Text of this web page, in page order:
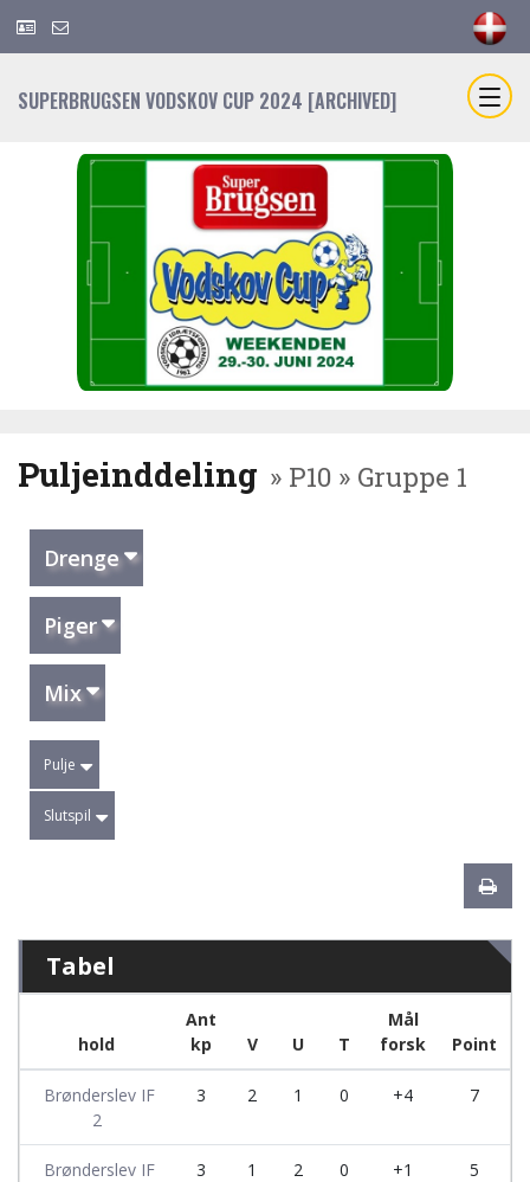
SUPERBRUGSEN VODSKOV CUP 2024 [ARCHIVED]
Puljeinddeling » P10 » Gruppe 1
Drenge
Piger
Mix
Pulje
Slutspil
Tabel
hold
Ant
kp
V U T
Mål
forsk
Point
Brønderslev IF
2
3 2 1 0 +4 7
Brønderslev IF
3 1 2 0 +1 5